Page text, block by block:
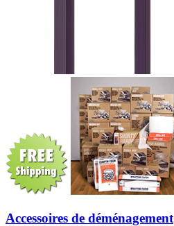
Accessoires de déménagement